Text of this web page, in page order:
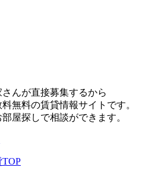
んが直接募集するから
無料の賃貸情報サイトです。
屋探しで相談ができます。